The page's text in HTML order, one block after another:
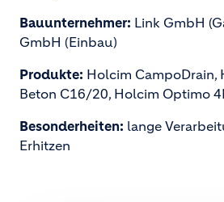
Bauunternehmer: Link GmbH
GmbH (Einbau)
Produkte: Holcim CampoDrain,
Beton C16/20, Holcim Optimo
Besonderheiten: lange
Erhitzen